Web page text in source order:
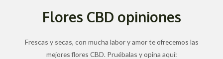
Flores CBD opiniones
Frescas y secas, con mucha labor y amor te ofrecemos las
mejores flores CBD. Pruébalas y opina aquí: